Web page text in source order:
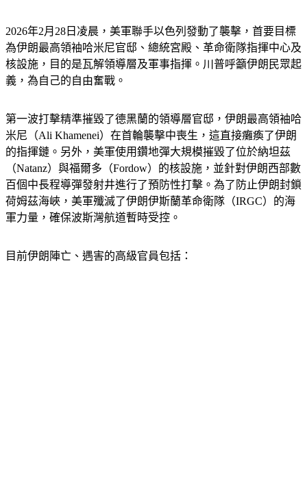
2026年2月28日凌晨，美軍聯手以色列發動了襲擊，首要目標
為伊朗最高領袖哈米尼官邸、總統宮殿、革命衛隊指揮中心及
核設施，目的是瓦解領導層及軍事指揮。川普呼籲伊朗民眾起
第一波打擊精準摧毀了德黑蘭的領導層官邸，伊朗最高領袖哈
米尼（Ali Khamenei）在首輪襲擊中喪生，這直接癱瘓了伊朗
的指揮鏈。另外，美軍使用鑽地彈大規模摧毀了位於納坦茲
（Natanz）與福爾多（Fordow）的核設施，並針對伊朗西部數
百個中長程導彈發射井進行了預防性打擊。為了防止伊朗封鎖
荷姆茲海峽，美軍殲滅了伊朗伊斯蘭革命衛隊（IRGC）的海